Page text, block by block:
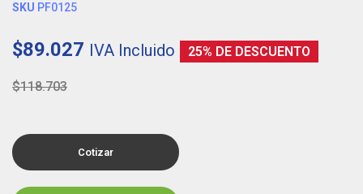
SKU PF0125
$89.027 IVA Incluido 25% DE DESCUENTO
$118.703
Cotizar